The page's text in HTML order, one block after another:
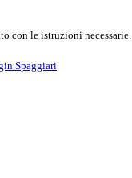
con le istruzioni necessarie.
Spaggiari